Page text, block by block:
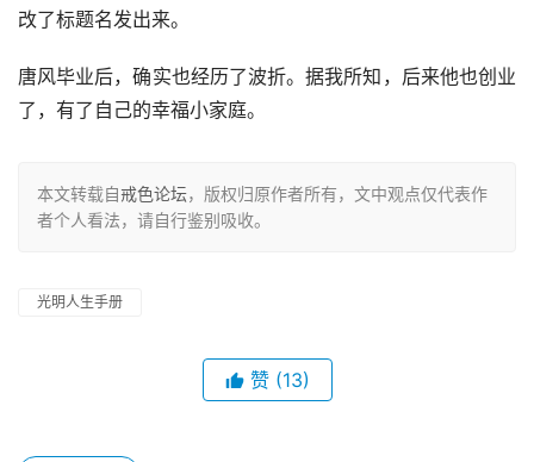
改了标题名发出来。
唐风毕业后，确实也经历了波折。据我所知，后来他也创业
了，有了自己的幸福小家庭。
本文转载自戒色论坛，版权归原作者所有，文中观点仅代表作
者个人看法，请自行鉴别吸收。
光明人生手册
赞 (13)